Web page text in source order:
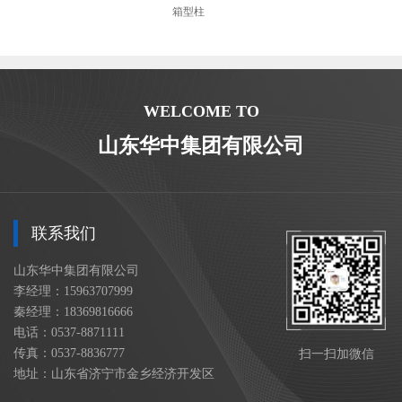
箱型柱
WELCOME TO
山东华中集团有限公司
联系我们
山东华中集团有限公司
李经理：15963707999
秦经理：18369816666
电话：0537-8871111
传真：0537-8836777
地址：山东省济宁市金乡经济开发区
扫一扫加微信